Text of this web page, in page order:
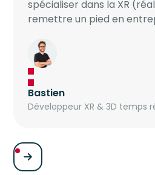
spécialiser dans la XR
remettre un pied en
Bastien
Développeur XR & 3D temps